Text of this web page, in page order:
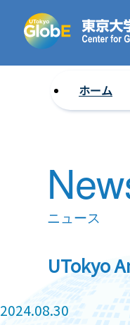
ホーム
ニュース
UTokyo
2024.08.30